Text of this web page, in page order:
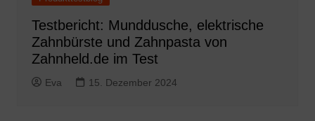
Testbericht: Munddusche, elektrische
Zahnbürste und Zahnpasta von
Zahnheld.de im Test
Eva 15. Dezember 2024